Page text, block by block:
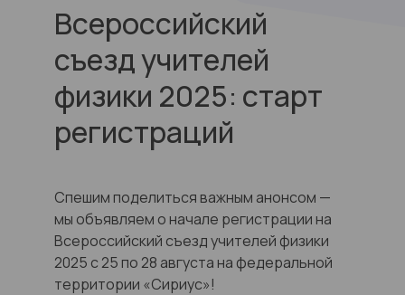
Всероссийский
съезд учителей
физики 2025: старт
регистраций
Спешим поделиться важным анонсом —
мы объявляем о начале регистрации на
Всероссийский съезд учителей физики
2025 с 25 по 28 августа на федеральной
территории «Сириус»!